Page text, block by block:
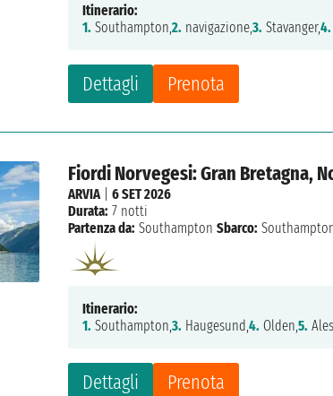
Dettagli Prenota
Itinerario:
1. Southampton,2. navigazione,3. Stavanger,4.
Fiordi Norvegesi: Gran Bretagna,
Dettagli Prenota
ARVIA|6 SET 2026
Durata: 7 notti
Partenza da: Southampton Sbarco:
Itinerario:
1. Southampton,3. Haugesund,4. Olden,5.